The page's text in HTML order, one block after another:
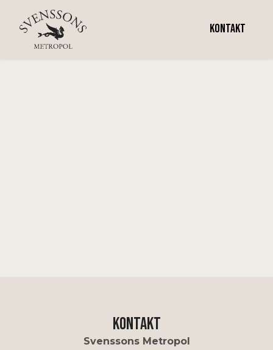
KONTAKT
Vecka 26
Kontakt
Svenssons Metropol